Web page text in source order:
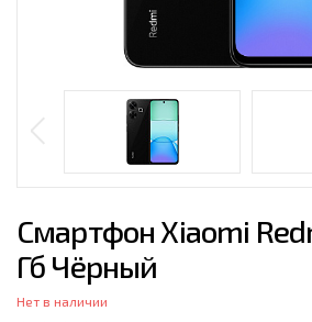
Смартфон Xiaomi
Гб Чёрный
Нет в наличии